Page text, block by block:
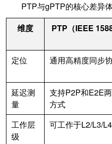
PTP与gPTP的核心差异
维度
PTP（IEEE 1588
定位
通用高精度同步
延迟测
量
支持P2P和E2E
方式
工作层
级
可工作于L2/L3/L4